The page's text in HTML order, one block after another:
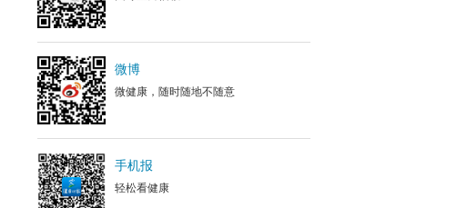
微博
微健康，随时随地不随意
手机报
轻松看健康